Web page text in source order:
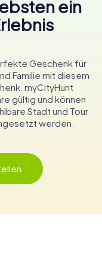
ein
Geschenk für
Familie mit diesem
myCityHunt
gültig und können
Stadt und Tour
werden.